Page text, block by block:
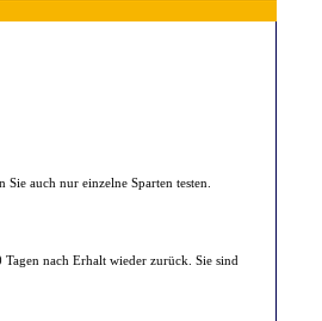
auch nur einzelne Sparten testen.
nach Erhalt wieder zurück. Sie sind